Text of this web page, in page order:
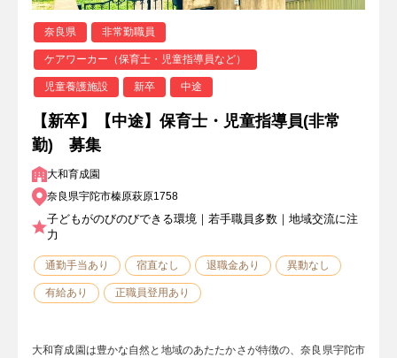
奈良県 非常勤職員
ケアワーカー（保育士・児童指導員など）
児童養護施設 新卒 中途
【新卒】【中途】保育士・児童指導員(非常
勤) 募集
大和育成園
奈良県宇陀市榛原萩原1758
子どもがのびのびできる環境｜若手職員多数｜地域交流に注
力
通勤手当あり 宿直なし 退職金あり 異動なし
有給あり 正職員登用あり
大和育成園は豊かな自然と地域のあたたかさが特徴の、奈良県宇陀市